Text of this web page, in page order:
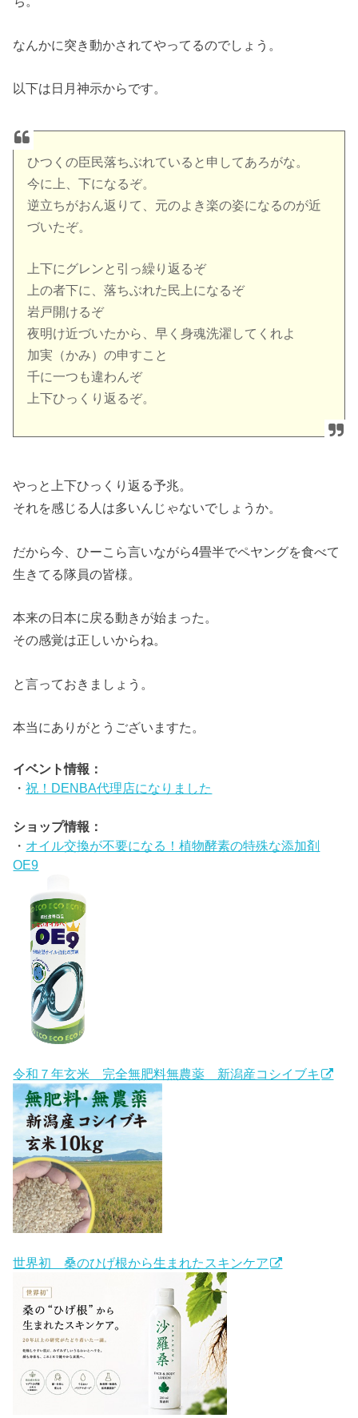
なんかに突き動かされてやってるのでしょう。
以下は日月神示からです。
ひつくの臣民落ちぶれていると申してあろがな。
今に上、下になるぞ。
逆立ちがおん返りて、元のよき楽の姿になるのが近
づいたぞ。
上下にグレンと引っ繰り返るぞ
上の者下に、落ちぶれた民上になるぞ
岩戸開けるぞ
夜明け近づいたから、早く身魂洗濯してくれよ
加実（かみ）の申すこと
千に一つも違わんぞ
上下ひっくり返るぞ。
やっと上下ひっくり返る予兆。
それを感じる人は多いんじゃないでしょうか。
だから今、ひーこら言いながら4畳半でペヤングを食べて
生きてる隊員の皆様。
本来の日本に戻る動きが始まった。
その感覚は正しいからね。
と言っておきましょう。
本当にありがとうございますた。
イベント情報：
・祝！DENBA代理店になりました
ショップ情報：
・ オイル交換が不要になる！植物酵素の特殊な添加剤
OE9
令和７年玄米 完全無肥料無農薬 新潟産コシイブキ
世界初 桑のひげ根から生まれたスキンケア